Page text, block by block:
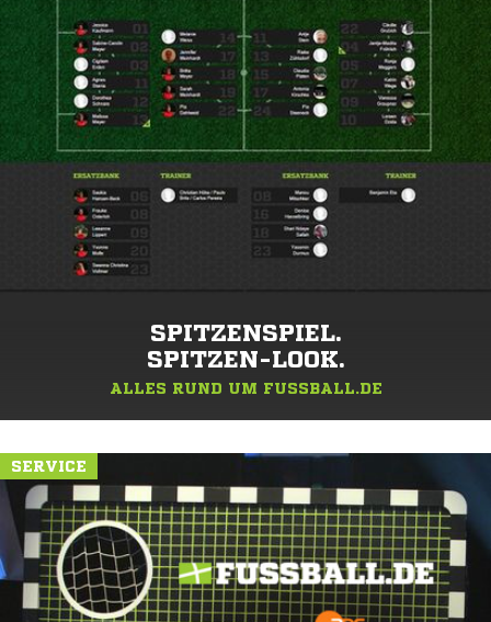
SPITZENSPIEL.
SPITZEN-LOOK.
ALLES RUND UM FUSSBALL.DE
SERVICE